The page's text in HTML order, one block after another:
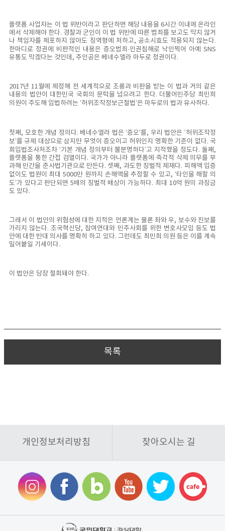
플랫폼 사업자는 이 법 위반이라고 판단하면 해당 내용을 6시간 이내에 온라인
에서 삭제해야 한다. 경찰과 군인이 이 법 위반에 따른 범죄를 보고도 막지 않거
나 책임자를 체포하지 않아도 징역형에 처하고, 공소시효도 적용되지 않는다.
한마디로 정권에 비판적인 내용은 증오범죄·인권침해로 낙인찍어 아예 SNS
유통도 막겠다는 것인데, 주인공은 베네수엘라 마두로 정권이다.
2017년 11월에 제정해 전 세계적으로 조롱과 비판을 받는 이 법과 거의 같은
내용의 법안이 대한민국 국회의 문턱을 넘으려고 한다. 더불어민주당 최민희
의원이 주도해 입법하려는 ‘허위조작정보근절법’은 마두로의 법과 유사하다.
첫째, 모호한 개념 정의다. 베네수엘라 법은 ‘증오’를, 우리 법안은 ‘허위조작정
보’를 규제 대상으로 삼지만 무엇이 증오이고 허위인지 명확한 기준이 없다. 국
회입법조사처조차 ‘기본 개념 정의부터 불분명하다’고 지적했을 정도다. 둘째,
플랫폼을 통한 간접 검열이다. 국가가 아니라 플랫폼에 즉각적 삭제 의무를 부
과해 민간을 준사법기관으로 만든다. 셋째, 과도한 징벌적 제재다. 피해액 입증
없이도 법원이 최대 5000만 원까지 손해액을 추정할 수 있고, ‘타인을 해할 의
도’가 있다고 판단되면 5배의 징벌적 배상이 가능하다. 최대 10억 원의 과징금
도 있다.
그래서 이 법안의 위험성에 대한 지적은 언론계는 물론 좌와 우, 보수와 진보를
가리지 않는다. 조국혁신당, 참여연대와 민주사회를 위한 변호사모임 등도 법
안에 대한 반대 의사를 명확히 하고 있다. 그런데도 최민희 의원 등은 이를 계속
밀어붙일 기세이다.
이 법안은 당장 철회돼야 한다.
목록
개인정보처리방침 찾아오시는 길